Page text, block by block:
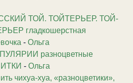
ТОЙ. ТОЙТЕРЬЕР. ТОЙ-
гладкошерстная
- Ольга
разноцветные
- Ольга
чихуа-хуа, «разноцветики»,